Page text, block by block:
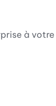
à